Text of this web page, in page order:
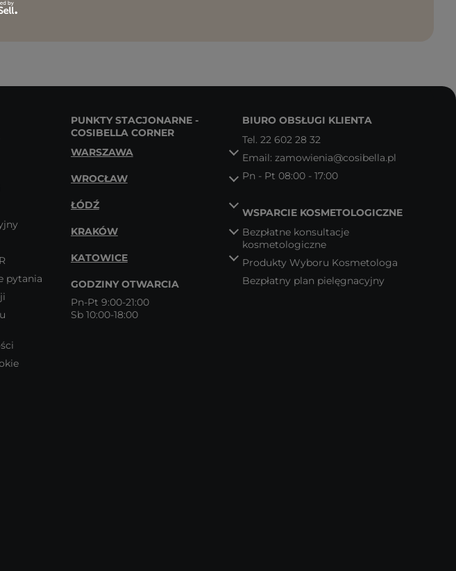
pytania
PUNKTY STACJONARNE -
COSIBELLA CORNER
WARSZAWA
WROCŁAW
ŁÓDŹ
KRAKÓW
KATOWICE
GODZINY OTWARCIA
Pn-Pt 9:00-21:00
Sb 10:00-18:00
BIURO OBSŁUGI KLIENTA
Tel. 22 602 28 32
Email: zamowienia@cosibella.pl
Pn - Pt 08:00 - 17:00
WSPARCIE KOSMETOLOGICZNE
Bezpłatne konsultacje
kosmetologiczne
Produkty Wyboru Kosmetologa
Bezpłatny plan pielęgnacyjny